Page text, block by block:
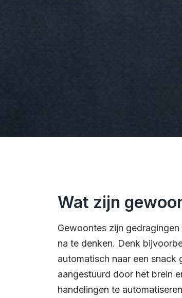
Wat zijn
Gewoontes zijn
na te denken. Denk
automatisch naar een
aangestuurd door het brein
handelingen te